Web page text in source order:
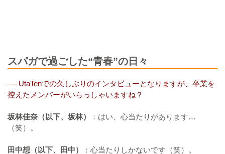
スパガで過ごした“青春”の日々
──UtaTenでの久しぶりのインタビューとなりますが、卒業を
控えたメンバーがいらっしゃいますね？
坂林佳奈（以下、坂林）
：はい、心当たりがあります…
（笑）。
田中想（以下、田中） ：心当たりしかないです（笑）。